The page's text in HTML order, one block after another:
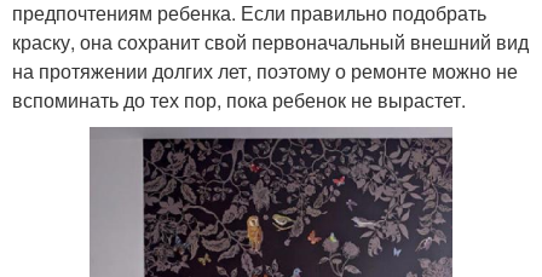
предпочтениям ребенка. Если правильно подобрать
краску, она сохранит свой первоначальный внешний вид
на протяжении долгих лет, поэтому о ремонте можно не
вспоминать до тех пор, пока ребенок не вырастет.